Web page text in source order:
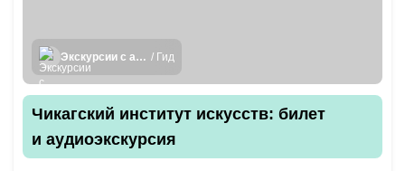
Экскурсии с аудиогидом / Гид
Чикагский институт искусств: билет
и аудиоэкскурсия